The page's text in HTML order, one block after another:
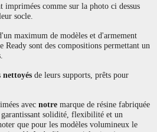
comme sur la photo ci dessus
socle.
maximum de modèles et d'armement
sont des compositions permettant un
nettoyés de leurs supports, prêts pour
avec notre marque de résine fabriquée
solidité, flexibilité et un
que pour les modèles volumineux le